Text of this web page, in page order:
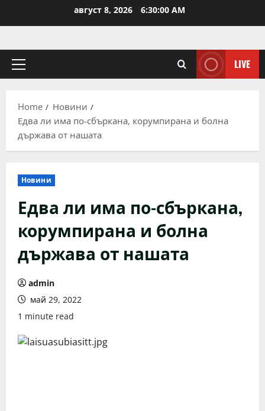
август 8, 2026 6:30:00 AM
Primary
LIVE
Home
Новини
Едва ли има по-сбъркана, корумпирана и болна
държава от нашата
Новини
Едва ли има по-сбъркана,
корумпирана и болна
държава от нашата
admin
май 29, 2022
1 minute read